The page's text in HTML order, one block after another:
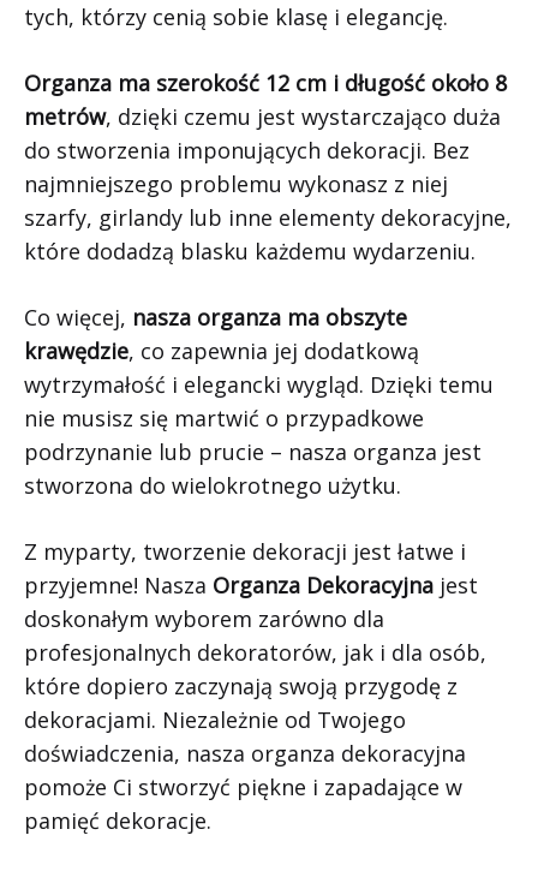
tych, którzy cenią sobie klasę i elegancję.
Organza ma szerokość 12 cm i długość około 8
metrów, dzięki czemu jest wystarczająco duża
do stworzenia imponujących dekoracji. Bez
najmniejszego problemu wykonasz z niej
szarfy, girlandy lub inne elementy dekoracyjne,
które dodadzą blasku każdemu wydarzeniu.
Co więcej, nasza organza ma obszyte
krawędzie, co zapewnia jej dodatkową
wytrzymałość i elegancki wygląd. Dzięki temu
nie musisz się martwić o przypadkowe
podrzynanie lub prucie – nasza organza jest
stworzona do wielokrotnego użytku.
Z myparty, tworzenie dekoracji jest łatwe i
przyjemne! Nasza Organza Dekoracyjna jest
doskonałym wyborem zarówno dla
profesjonalnych dekoratorów, jak i dla osób,
które dopiero zaczynają swoją przygodę z
dekoracjami. Niezależnie od Twojego
doświadczenia, nasza organza dekoracyjna
pomoże Ci stworzyć piękne i zapadające w
pamięć dekoracje.